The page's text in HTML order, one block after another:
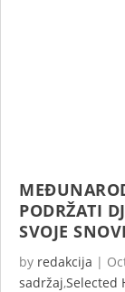
PODRŽATI
SVOJE
by redakcija |
sadržaj,Selected